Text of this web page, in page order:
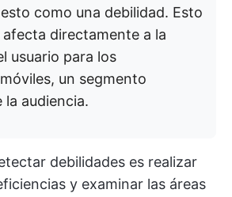
como una debilidad. Esto
afecta directamente a la
usuario para los
un segmento
audiencia.
debilidades es realizar
y examinar las áreas